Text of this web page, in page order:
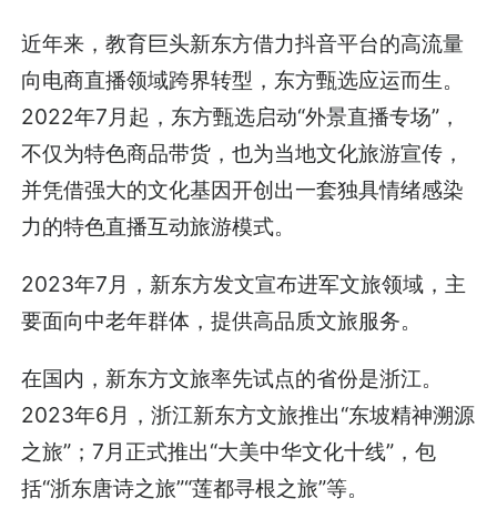
近年来，教育巨头新东方借力抖音平台的高流量
向电商直播领域跨界转型，东方甄选应运而生。
2022年7月起，东方甄选启动“外景直播专场”，
不仅为特色商品带货，也为当地文化旅游宣传，
并凭借强大的文化基因开创出一套独具情绪感染
力的特色直播互动旅游模式。
2023年7月，新东方发文宣布进军文旅领域，主
要面向中老年群体，提供高品质文旅服务。
在国内，新东方文旅率先试点的省份是浙江。
2023年6月，浙江新东方文旅推出“东坡精神溯源
之旅”；7月正式推出“大美中华文化十线”，包
括“浙东唐诗之旅”“莲都寻根之旅”等。